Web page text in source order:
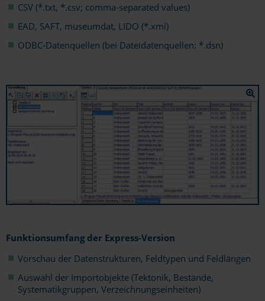
CSV (*.txt, *.csv; comma-separated values)
EAD, SAFT, museumdat, LIDO (*.xml)
ODBC-Datenquellen (bei Dateidatenquellen: *.dsn)
Funktionsumfang der Express-Version
Vorschau der Datenstrukturen, Feldtypen und Feldlängen
Auswahl der Importobjekte (Tektonik, Bestände,
Systematikgruppen, Verzeichnungseinheiten)